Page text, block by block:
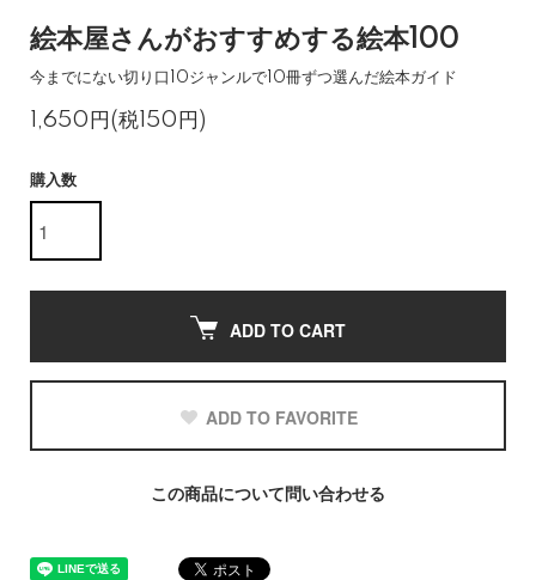
絵本屋さんがおすすめする絵本100
今までにない切り口10ジャンルで10冊ずつ選んだ絵本ガイド
1,650円(税150円)
購入数
ADD TO CART
ADD TO FAVORITE
この商品について問い合わせる